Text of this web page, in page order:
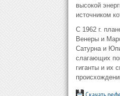
высокой
источником
С 1962 г.
Венеры и
Сатурна и
слагающих
гиганты и их